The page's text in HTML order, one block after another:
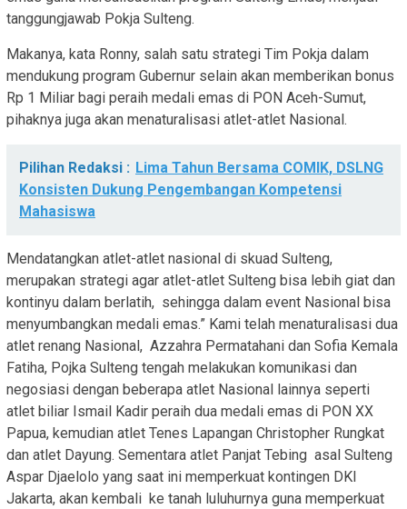
tanggungjawab Pokja Sulteng.
Makanya, kata Ronny, salah satu strategi Tim Pokja dalam
mendukung program Gubernur selain akan memberikan bonus
Rp 1 Miliar bagi peraih medali emas di PON Aceh-Sumut,
pihaknya juga akan menaturalisasi atlet-atlet Nasional.
Pilihan Redaksi : Lima Tahun Bersama COMIK, DSLNG
Konsisten Dukung Pengembangan Kompetensi
Mahasiswa
Mendatangkan atlet-atlet nasional di skuad Sulteng,
merupakan strategi agar atlet-atlet Sulteng bisa lebih giat dan
kontinyu dalam berlatih, sehingga dalam event Nasional bisa
menyumbangkan medali emas.” Kami telah menaturalisasi dua
atlet renang Nasional, Azzahra Permatahani dan Sofia Kemala
Fatiha, Pojka Sulteng tengah melakukan komunikasi dan
negosiasi dengan beberapa atlet Nasional lainnya seperti
atlet biliar Ismail Kadir peraih dua medali emas di PON XX
Papua, kemudian atlet Tenes Lapangan Christopher Rungkat
dan atlet Dayung. Sementara atlet Panjat Tebing asal Sulteng
Aspar Djaelolo yang saat ini memperkuat kontingen DKI
Jakarta, akan kembali ke tanah luluhurnya guna memperkuat